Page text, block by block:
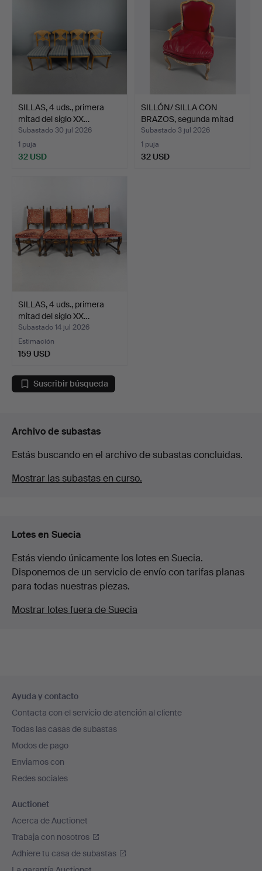
SILLAS, 4 uds., primera
mitad del siglo XX…
Subastado 30 jul 2026
1 puja
32 USD
SILLÓN/ SILLA CON
BRAZOS, segunda mitad
de…
Subastado 3 jul 2026
1 puja
32 USD
SILLAS, 4 uds., primera
mitad del siglo XX…
Subastado 14 jul 2026
Estimación
159 USD
Suscribir búsqueda
Archivo de subastas
Estás buscando en el archivo de subastas concluidas.
Mostrar las subastas en curso.
Lotes en Suecia
Estás viendo únicamente los lotes en Suecia.
Disponemos de un servicio de envío con tarifas planas
para todas nuestras piezas.
Mostrar lotes fuera de Suecia
en
el
pie
de
página
Ayuda y contacto
Contacta con el servicio de atención al cliente
Todas las casas de subastas
Modos de pago
Enviamos con
Redes sociales
Auctionet
Acerca de Auctionet
Trabaja con nosotros
Adhiere tu casa de subastas